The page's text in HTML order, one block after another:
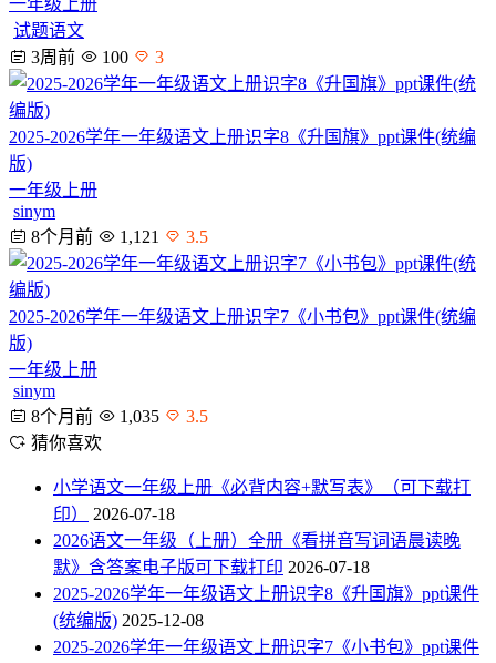
一年级上册
试题语文
3周前
100 3
2025-2026学年一年级语文上册识字8《升国旗》ppt课件(统编
版)
一年级上册
sinym
8个月前
1,121 3.5
2025-2026学年一年级语文上册识字7《小书包》ppt课件(统编
版)
一年级上册
sinym
8个月前
1,035
3.5
猜你喜欢
小学语文一年级上册《必背内容+默写表》（可下载打
印）
2026-07-18
2026语文一年级（上册）全册《看拼音写词语晨读晚
默》含答案电子版可下载打印 2026-07-18
2025-2026学年一年级语文上册识字8《升国旗》ppt课件
(统编版) 2025-12-08
2025-2026学年一年级语文上册识字7《小书包》ppt课件